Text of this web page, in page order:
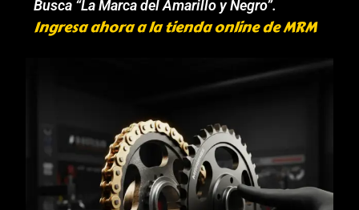
Busca “La Marca del Amarillo y Negro”.
Ingresa ahora a la tienda online de MRM